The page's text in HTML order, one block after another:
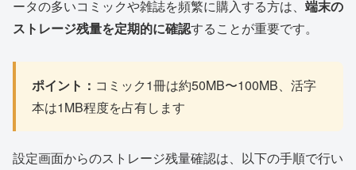
ータの多いコミックや雑誌を頻繁に購入する方は、 端末の
ストレージ残量を定期的に確認することが重要です。
ポイント： コミック1冊は約50MB〜100MB、活字
本は1MB程度を占有します
設定画面からのストレージ残量確認は、以下の手順で行い